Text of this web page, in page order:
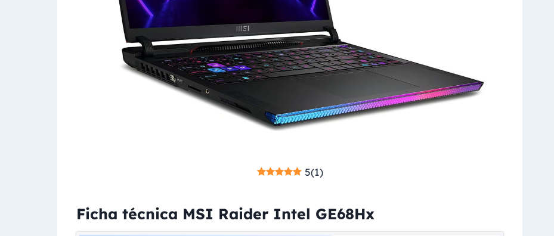
5(1)
Ficha técnica MSI Raider Intel GE68Hx